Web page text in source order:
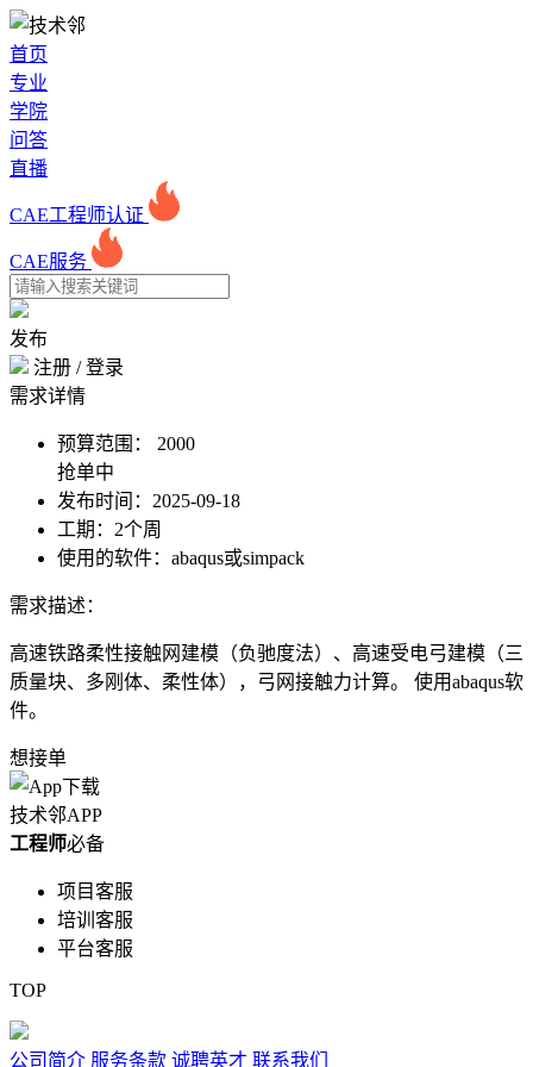
首页
专业
学院
问答
直播
CAE工程师认证
CAE服务
发布
注册 /登录
需求详情
预算范围：
2000
抢单中
发布时间： 2025-09-18
工期： 2个周
使用的软件： abaqus或simpack
需求描述：
高速铁路柔性接触网建模（负驰度法）、高速受电弓建模（三
质量块、多刚体、柔性体），弓网接触力计算。 使用abaqus软
件。
想接单
技术邻APP
工程师必备
项目客服
培训客服
平台客服
TOP
公司简介 服务条款 诚聘英才 联系我们